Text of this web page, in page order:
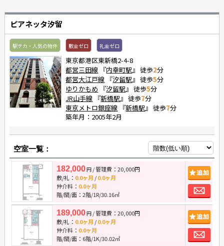
ピアネッタ汐留
駅チカ・人気の物件 敷金ゼロ 礼金ゼロ
東京都港区東新橋2-4-8
都営三田線 『内幸町駅 』 徒歩2分
都営大江戸線 『汐留駅 』 徒歩5分
ゆりかもめ 『汐留駅 』 徒歩5分
JR山手線 『新橋駅 』 徒歩7分
東京メトロ銀座線 『新橋駅 』 徒歩7分
築年月：2005年2月
空室一覧：
182,000円/ 管理費：20,000円
敷/礼： 0.0ヶ月 /0.0ヶ月
仲介料： 0.0ヶ月
階/間/面：2階/1R/30.16㎡
追
お
189,000円/ 管理費：20,000円
敷/礼： 0.0ヶ月 /0.0ヶ月
仲介料： 0.0ヶ月
階/間/面：6階/1K/30.02㎡
追
お